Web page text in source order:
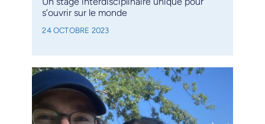
s’ouvrir sur le monde
24 OCTOBRE 2023